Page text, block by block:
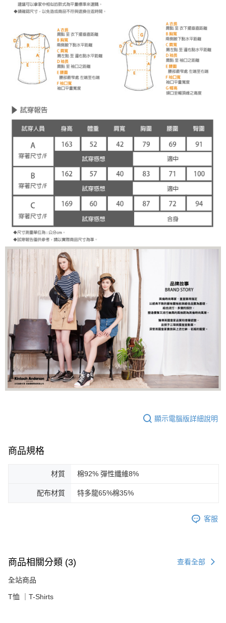
顯示電腦版詳細說明
商品規格
材質 棉92% 彈性纖維8%
配布材質 特多龍65%棉35%
客服
商品相關分類 (3) 查看全部
全站商品
T恤 ｜T-Shirts